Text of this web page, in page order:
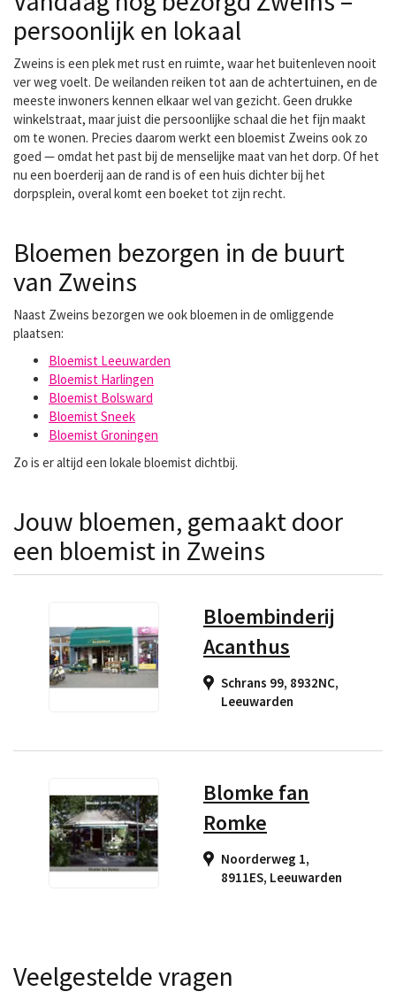
persoonlijk en lokaal
Zweins is een plek met rust en ruimte, waar het buitenleven nooit
ver weg voelt. De weilanden reiken tot aan de achtertuinen, en de
meeste inwoners kennen elkaar wel van gezicht. Geen drukke
winkelstraat, maar juist die persoonlijke schaal die het fijn maakt
om te wonen. Precies daarom werkt een bloemist Zweins ook zo
goed — omdat het past bij de menselijke maat van het dorp. Of het
nu een boerderij aan de rand is of een huis dichter bij het
dorpsplein, overal komt een boeket tot zijn recht.
Bloemen bezorgen in de buurt
van Zweins
Naast Zweins bezorgen we ook bloemen in de omliggende
plaatsen:
Bloemist Leeuwarden
Bloemist Harlingen
Bloemist Bolsward
Bloemist Sneek
Bloemist Groningen
Zo is er altijd een lokale bloemist dichtbij.
Jouw bloemen, gemaakt door
een bloemist in Zweins
Bloembinderij
Acanthus
Schrans 99, 8932NC,
Leeuwarden
Blomke fan
Romke
Noorderweg 1,
8911ES, Leeuwarden
Veelgestelde vragen